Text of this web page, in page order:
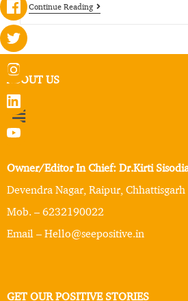
Continue Reading
ABOUT US
Owner/Editor In Chief: Dr.Kirti
Devendra Nagar, Raipur,
Mob. – 6232190022
Email – Hello@seepositive.in
GET OUR POSITIVE STORIES